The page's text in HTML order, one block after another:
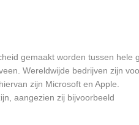
gemaakt worden tussen hele
Wereldwijde bedrijven zijn
zijn Microsoft en Apple.
aangezien zij bijvoorbeeld